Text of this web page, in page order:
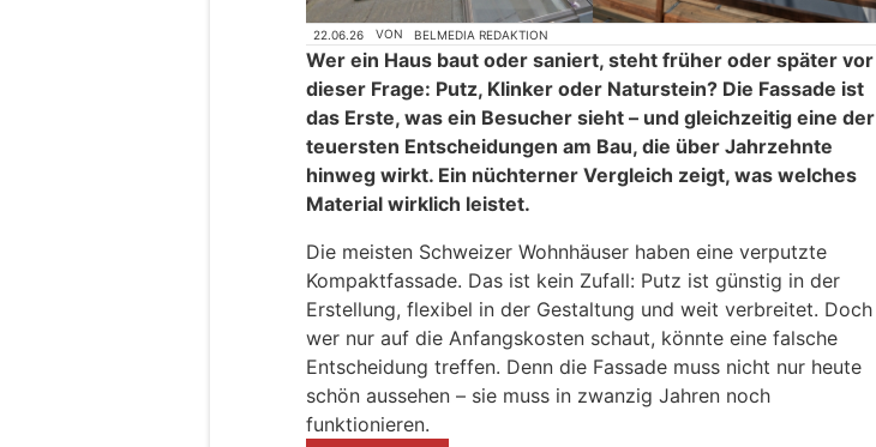
22.06.26 VON BELMEDIA REDAKTION
Wer ein Haus baut oder saniert, steht früher oder später vor
dieser Frage: Putz, Klinker oder Naturstein? Die Fassade ist
das Erste, was ein Besucher sieht – und gleichzeitig eine der
teuersten Entscheidungen am Bau, die über Jahrzehnte
hinweg wirkt. Ein nüchterner Vergleich zeigt, was welches
Material wirklich leistet.
Die meisten Schweizer Wohnhäuser haben eine verputzte
Kompaktfassade. Das ist kein Zufall: Putz ist günstig in der
Erstellung, flexibel in der Gestaltung und weit verbreitet. Doch
wer nur auf die Anfangskosten schaut, könnte eine falsche
Entscheidung treffen. Denn die Fassade muss nicht nur heute
schön aussehen – sie muss in zwanzig Jahren noch
funktionieren.